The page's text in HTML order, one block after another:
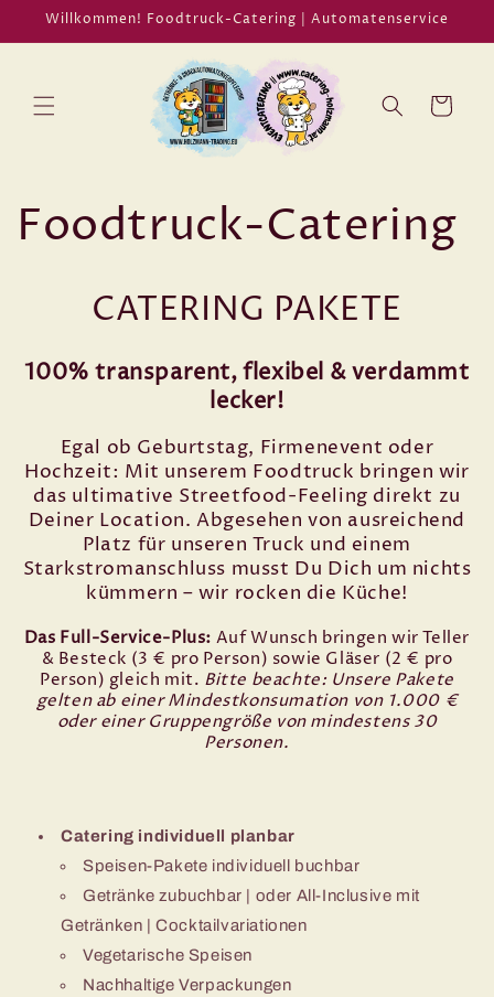
zum
Inhalt
Willkommen! Foodtruck-Catering | Automatenservice
Warenkorb
Foodtruck-Catering
CATERING PAKETE
100% transparent, flexibel & verdammt
lecker!
Egal ob Geburtstag, Firmenevent oder
Hochzeit: Mit unserem Foodtruck bringen wir
das ultimative Streetfood-Feeling direkt zu
Deiner Location. Abgesehen von ausreichend
Platz für unseren Truck und einem
Starkstromanschluss musst Du Dich um nichts
kümmern – wir rocken die Küche!
Das Full-Service-Plus: Auf Wunsch bringen wir Teller
& Besteck (3 € pro Person) sowie Gläser (2 € pro
Person) gleich mit. Bitte beachte: Unsere Pakete
gelten ab einer Mindestkonsumation von 1.000 €
oder einer Gruppengröße von mindestens 30
Personen.
Catering individuell planbar
Speisen-Pakete individuell buchbar
Getränke zubuchbar | oder All-Inclusive mit
Getränken | Cocktailvariationen
Vegetarische Speisen
Nachhaltige Verpackungen